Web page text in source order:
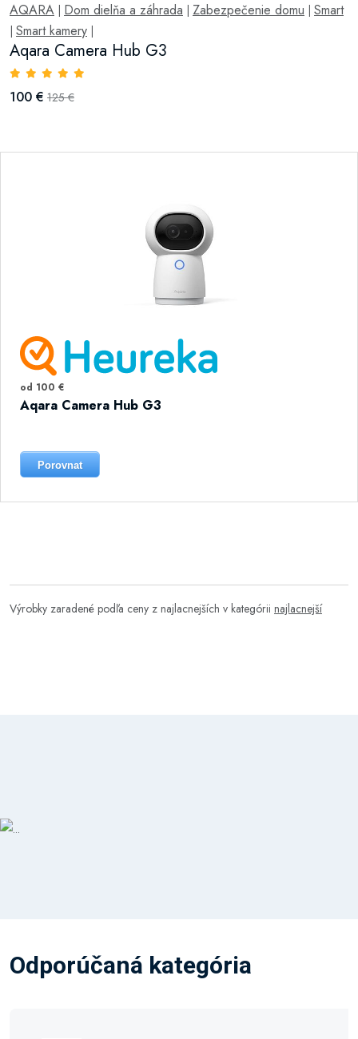
AQARA Dom dielňa a záhrada Zabezpečenie domu Smart
Smart kamery
Aqara Camera Hub G3
100 € 125 €
od 100 €
Aqara Camera Hub G3
Porovnat
Výrobky zaradené podľa ceny z najlacnejších v kategórii najlacnejší
Odporúčaná kategória